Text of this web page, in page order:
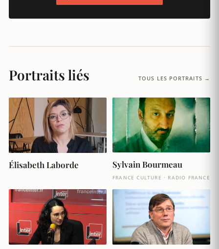
Portraits liés TOUS LES PORTRAITS →
Élisabeth Laborde Sylvain Bourmeau
FRANCE CULTURE · RADIO FRANCE